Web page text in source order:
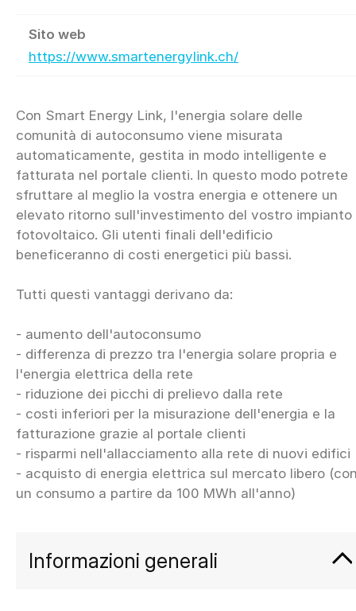
Sito web
https://www.smartenergylink.ch/
Con Smart Energy Link, l'energia solare delle
comunità di autoconsumo viene misurata
automaticamente, gestita in modo intelligente e
fatturata nel portale clienti. In questo modo potrete
sfruttare al meglio la vostra energia e ottenere un
elevato ritorno sull'investimento del vostro impianto
fotovoltaico. Gli utenti finali dell'edificio
beneficeranno di costi energetici più bassi.
Tutti questi vantaggi derivano da:
- aumento dell'autoconsumo
- differenza di prezzo tra l'energia solare propria e
l'energia elettrica della rete
- riduzione dei picchi di prelievo dalla rete
- costi inferiori per la misurazione dell'energia e la
fatturazione grazie al portale clienti
- risparmi nell'allacciamento alla rete di nuovi edifici
- acquisto di energia elettrica sul mercato libero
Informazioni generali